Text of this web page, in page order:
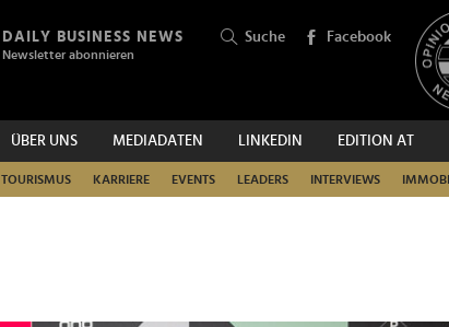
DAILY BUSINESS NEWS
Newsletter abonnieren
Suche Facebook
ÜBER UNS MEDIADATEN LINKEDIN EDITION AT
TOURISMUS KARRIERE EVENTS LEADERS INTERVIEWS
SUCHEN